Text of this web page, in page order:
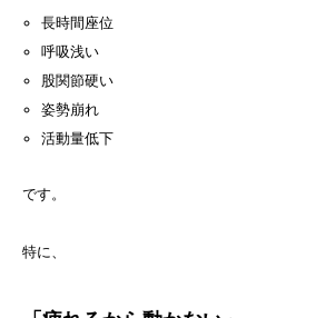
長時間座位
呼吸浅い
股関節硬い
姿勢崩れ
活動量低下
です。
特に、